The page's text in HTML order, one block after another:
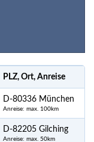
PLZ, Ort, Anreise
D-80336 München
Anreise: max. 100km
D-82205 Gilching
Anreise: max. 50km